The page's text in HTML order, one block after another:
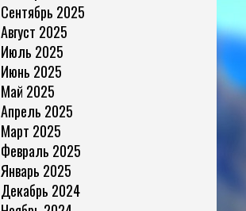
Сентябрь 2025
Август 2025
Июль 2025
Июнь 2025
Май 2025
Апрель 2025
Март 2025
Февраль 2025
Январь 2025
Декабрь 2024